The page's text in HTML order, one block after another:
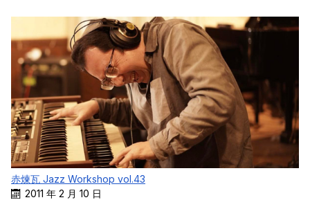
赤煉瓦 Jazz Workshop vol.43
2011 年 2 月 10 日